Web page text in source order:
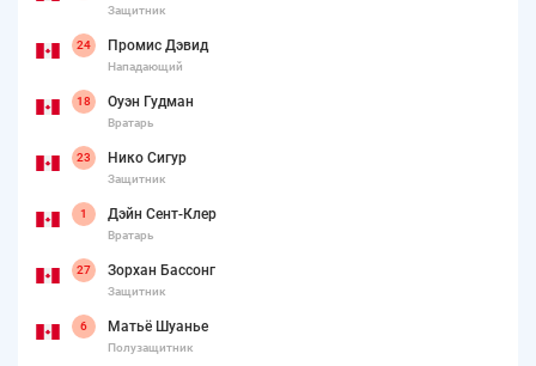
Защитник
24 Промис Дэвид
Нападающий
18 Оуэн Гудман
Вратарь
23 Нико Сигур
Защитник
1 Дэйн Сент-Клер
Вратарь
27 Зорхан Бассонг
Защитник
6 Матьё Шуанье
Полузащитник